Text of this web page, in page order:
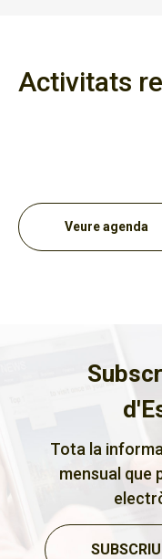
Activitats
Veure agenda
Tota la
mensual que